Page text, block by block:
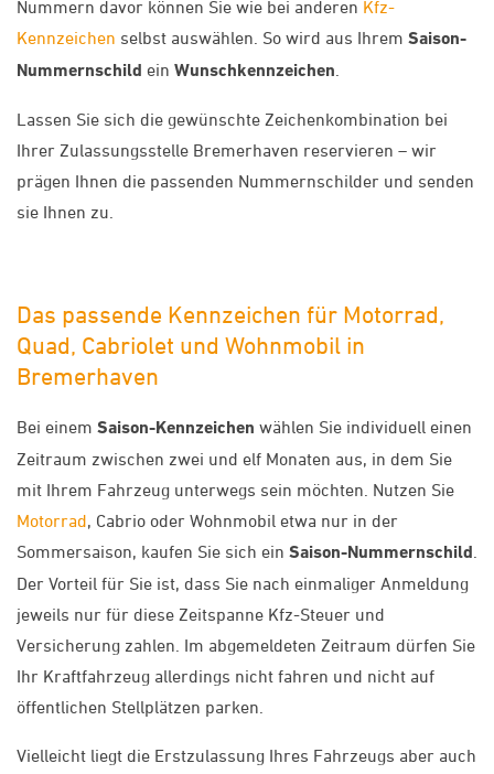
Nummern davor können Sie wie bei anderen Kfz-
Kennzeichen selbst auswählen. So wird aus Ihrem Saison-
Nummernschild ein Wunschkennzeichen
Lassen Sie sich die gewünschte Zeichenkombination bei
Ihrer Zulassungsstelle Bremerhaven reservieren – wir
prägen Ihnen die passenden Nummernschilder und senden
sie Ihnen zu.
Das passende Kennzeichen für Motorrad,
Quad, Cabriolet und Wohnmobil in
Bremerhaven
Bei einem Saison-Kennzeichen wählen Sie individuell einen
Zeitraum zwischen zwei und elf Monaten aus, in dem Sie
mit Ihrem Fahrzeug unterwegs sein möchten. Nutzen Sie
Motorrad, Cabrio oder Wohnmobil etwa nur in der
Sommersaison, kaufen Sie sich ein Saison-Nummernschild
Der Vorteil für Sie ist, dass Sie nach einmaliger Anmeldung
jeweils nur für diese Zeitspanne Kfz-Steuer und
Versicherung zahlen. Im abgemeldeten Zeitraum dürfen Sie
Ihr Kraftfahrzeug allerdings nicht fahren und nicht auf
öffentlichen Stellplätzen parken.
Vielleicht liegt die Erstzulassung Ihres Fahrzeugs aber auch